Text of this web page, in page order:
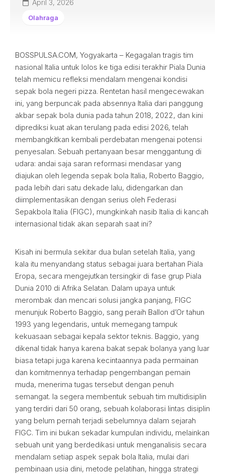
April 3, 2026
Olahraga
BOSSPULSA.COM, Yogyakarta – Kegagalan tragis tim
nasional Italia untuk lolos ke tiga edisi terakhir Piala Dunia
telah memicu refleksi mendalam mengenai kondisi
sepak bola negeri pizza. Rentetan hasil mengecewakan
ini, yang berpuncak pada absennya Italia dari panggung
akbar sepak bola dunia pada tahun 2018, 2022, dan kini
diprediksi kuat akan terulang pada edisi 2026, telah
membangkitkan kembali perdebatan mengenai potensi
penyesalan. Sebuah pertanyaan besar menggantung di
udara: andai saja saran reformasi mendasar yang
diajukan oleh legenda sepak bola Italia, Roberto Baggio,
pada lebih dari satu dekade lalu, didengarkan dan
diimplementasikan dengan serius oleh Federasi
Sepakbola Italia (FIGC), mungkinkah nasib Italia di kancah
internasional tidak akan separah saat ini?
Kisah ini bermula sekitar dua bulan setelah Italia, yang
kala itu menyandang status sebagai juara bertahan Piala
Eropa, secara mengejutkan tersingkir di fase grup Piala
Dunia 2010 di Afrika Selatan. Dalam upaya untuk
merombak dan mencari solusi jangka panjang, FIGC
menunjuk Roberto Baggio, sang peraih Ballon d’Or tahun
1993 yang legendaris, untuk memegang tampuk
kekuasaan sebagai kepala sektor teknis. Baggio, yang
dikenal tidak hanya karena bakat sepak bolanya yang luar
biasa tetapi juga karena kecintaannya pada permainan
dan komitmennya terhadap pengembangan pemain
muda, menerima tugas tersebut dengan penuh
semangat. Ia segera membentuk sebuah tim multidisiplin
yang terdiri dari 50 orang, sebuah kolaborasi lintas disiplin
yang belum pernah terjadi sebelumnya dalam sejarah
FIGC. Tim ini bukan sekadar kumpulan individu, melainkan
sebuah unit yang berdedikasi untuk menganalisis secara
mendalam setiap aspek sepak bola Italia, mulai dari
pembinaan usia dini, metode pelatihan, hingga strategi